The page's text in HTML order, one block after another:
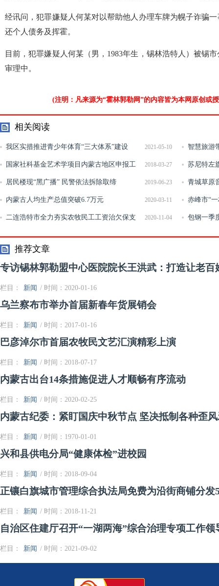
经讯问，犯罪嫌疑人何某对以帮助他人办理车牌为幌子诈骗
还个人债务及挥霍。
目前，犯罪嫌疑人何某（男，1983年生，锡林浩特人）被锡
审理中。
(注明：凡来源为“霍林郭勒网”的内容皆为本网原创或
相关阅读
2021-05-10
我区实措推进青少年体育“三大体系”建设 智慧旅游
2018-03-27
国家社科基金艺术学项目内蒙古地区申报工
作顺利完成
苏尼特左
行动
2019-06-23
居民楼现“黑广播” 民警依法拆除取缔 青城草原
2020-03-11
内蒙古人均生产总值突破6.7万元 赤峰市“
2020-11-04
二连浩特市全力夯实农牧民工工资治欠保支
工作
包钢一季
推荐文章
专访锡林郭勒盟中心医院院长王洪武：打造让老百
栏目： 新闻 / 时间：2020-01-16
乌兰察布市举办首届新春年货展销会
栏目： 新闻 / 时间：2017-01-16
巴彦淖尔市首届农牧民文艺汇演精彩上演
栏目： 新闻 / 时间：2018-07-17
内蒙古出台14条措施促进人才顺畅有序流动
栏目： 新闻 / 时间：2020-02-25
内蒙古纪委：紧盯国庆中秋节点 坚决抵制各种歪
栏目： 新闻 / 时间：1970-01-01
兴和县供电分局“健康体检”进校园
栏目： 新闻 / 时间：2018-09-04
正镶白旗城市管理综合执法局免费为沿街商铺分发
栏目： 新闻 / 时间：2018-11-21
自治区住建厅召开“一湖两海”综合治理专项工作领
栏目： 新闻 / 时间：2021-09-02